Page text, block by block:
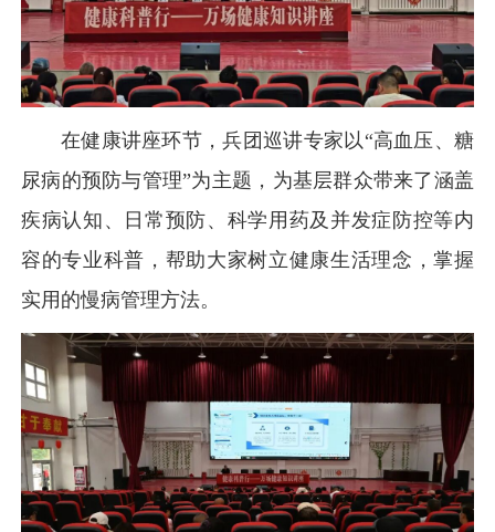
在健康讲座环节，兵团巡讲专家以“高血压、糖
尿病的预防与管理”为主题，为基层群众带来了涵盖
疾病认知、日常预防、科学用药及并发症防控等内
容的专业科普，帮助大家树立健康生活理念，掌握
实用的慢病管理方法。